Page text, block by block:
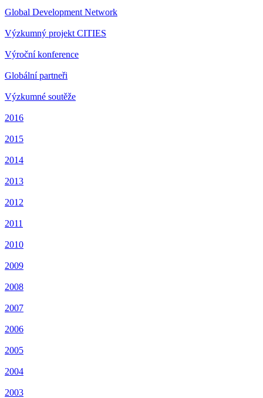
Global Development Network
Výzkumný projekt CITIES
Výroční konference
Globální partneři
Výzkumné soutěže
2016
2015
2014
2013
2012
2011
2010
2009
2008
2007
2006
2005
2004
2003